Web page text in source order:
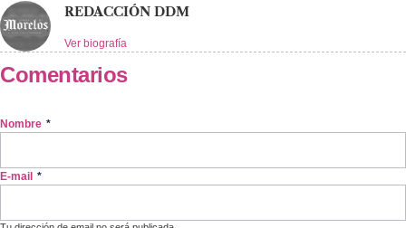
REDACCIÓN DDM
Ver biografía
Comentarios
Nombre *
E-mail *